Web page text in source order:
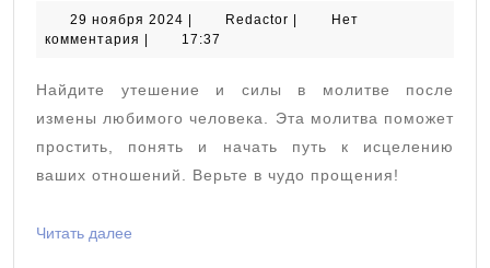
прощении
измену
любимого
человека
29 ноября 2024 29
ноября
Redactor Redactor
Нет
комментария
17:37
Найдите утешение и силы в молитве после
измены любимого человека. Эта молитва поможет
простить, понять и начать путь к исцелению
ваших отношений. Верьте в чудо прощения!
Читать далее